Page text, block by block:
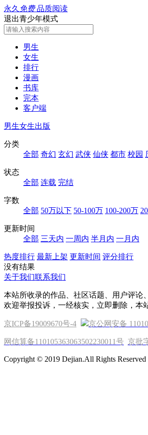
永久 免费品质阅读
退出青少年模式
男生
女生
排行
漫画
书库
完本
客户端
男生女生出版
分类
全部 奇幻 玄幻 武侠 仙侠 都市 校园
状态
全部 连载 完结
字数
全部 50万以下 50-100万 100-200万
更新时间
全部 三天内 一周内 半月内 一月内
热度排行 最新上架 更新时间 评分排行
没有结果
关于我们联系我们
本站所收录的作品、社区话题、用户评论
欢迎举报投诉，一经核实，立即删除，本
京ICP备19009670号-4 京公网安备
网信算备110105363063502230011号 京批
Copyright © 2019 Dejian.All Rights Reserved